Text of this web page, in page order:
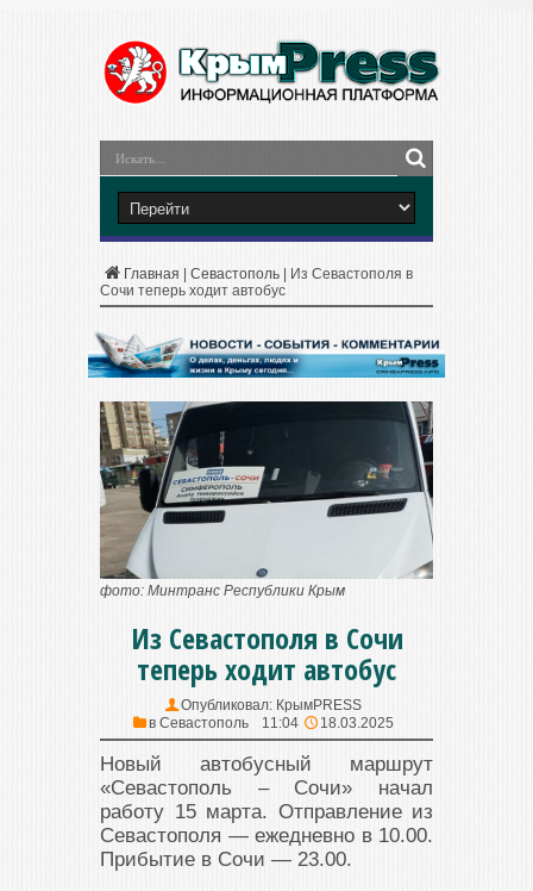
Главная Севастополь
Из Севастополя в
Сочи теперь ходит автобус
фото: Минтранс Республики Крым
Из Севастополя в Сочи
теперь ходит автобус
Опубликовал: КрымPRESS
в Севастополь 11:04 18.03.2025
Новый автобусный маршрут
«Севастополь – Сочи» начал
работу 15 марта. Отправление из
Севастополя — ежедневно в 10.00.
Прибытие в Сочи — 23.00.